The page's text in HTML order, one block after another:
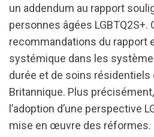
un addendum au rapport
personnes âgées LGBTQ2S+.
recommandations du rapport
systémique dans les
durée et de soins résidentiels
Britannique. Plus
l’adoption d’une perspective
mise en œuvre des réformes.